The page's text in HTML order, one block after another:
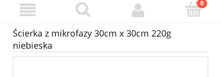
Ścierka z mikrofazy 30cm x 30cm 220g
niebieska